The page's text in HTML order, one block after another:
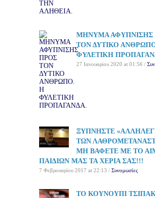
ΜΗΝΥΜΑ ΑΦΥΠΝΙΣΗΣ
ΤΟΝ ΔΥΤΙΚΟ
ΦΥΛΕΤΙΚΗ
27 Ιανουαρίου 2020 at 01:56 /
ΞΥΠΝΗΣΤΕ
ΤΩΝ
ΜΗ ΒΑΦΕΤΕ ΜΕ ΤΟ
ΠΑΙΔΙΩΝ ΜΑΣ ΤΑ ΧΕΡΙΑ ΣΑΣ!!!
7 Φεβρουαρίου 2017 at 22:13 / Συνομωσίες
ΤΟ ΚΟΥΝΟΥΠΙ ΤΣΙΠΑΚΙ